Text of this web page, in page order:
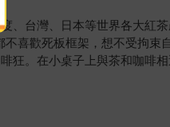
、台灣、日本等世界各大紅
喜歡死板框架，想不受拘束
狂。在小桌子上與茶和咖啡